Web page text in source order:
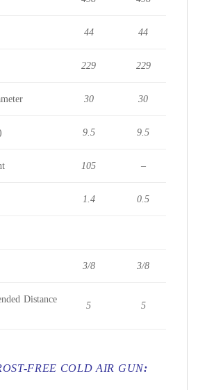
44 44
229 229
30 30
9.5 9.5
105 –
1.4 0.5
3/8 3/8
Distance
5 5
FREE COLD AIR GUN: